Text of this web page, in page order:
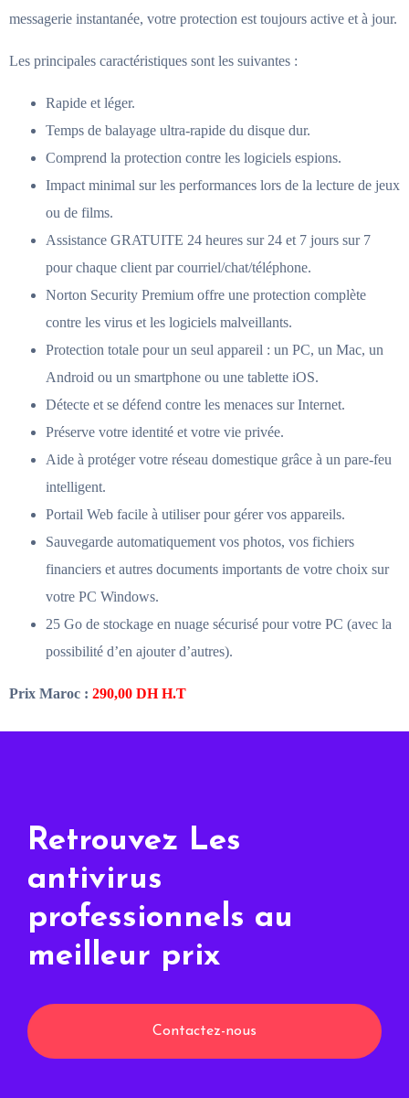
messagerie instantanée, votre protection est toujours active et à jour.
Les principales caractéristiques sont les suivantes :
Rapide et léger.
Temps de balayage ultra-rapide du disque dur.
Comprend la protection contre les logiciels espions.
Impact minimal sur les performances lors de la lecture de jeux
ou de films.
Assistance GRATUITE 24 heures sur 24 et 7 jours sur 7
pour chaque client par courriel/chat/téléphone.
Norton Security Premium offre une protection complète
contre les virus et les logiciels malveillants.
Protection totale pour un seul appareil : un PC, un Mac, un
Android ou un smartphone ou une tablette iOS.
Détecte et se défend contre les menaces sur Internet.
Préserve votre identité et votre vie privée.
Aide à protéger votre réseau domestique grâce à un pare-feu
intelligent.
Portail Web facile à utiliser pour gérer vos appareils.
Sauvegarde automatiquement vos photos, vos fichiers
financiers et autres documents importants de votre choix sur
votre PC Windows.
25 Go de stockage en nuage sécurisé pour votre PC (avec la
possibilité d’en ajouter d’autres).
Prix Maroc : 290,00 DH H.T
Retrouvez Les
antivirus
professionnels au
meilleur prix
Contactez-nous